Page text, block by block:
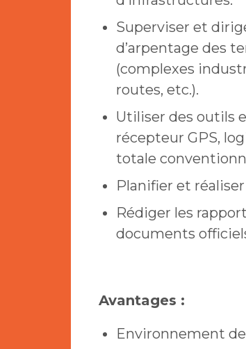
Superviser et
d’arpentage des
(complexes
routes, etc.).
Utiliser des outils
récepteur GPS,
totale
Planifier et
Rédiger les
documents
Avantages :
Environnement